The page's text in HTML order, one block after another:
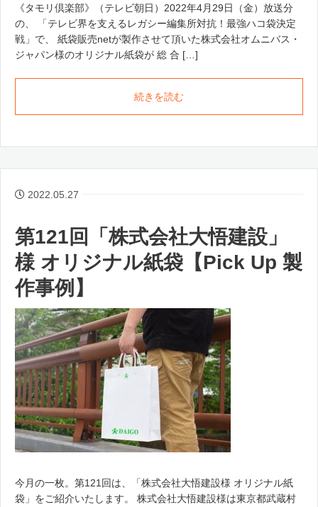
《タモリ倶楽部》（テレビ朝日）2022年4月29日（金）放送分
の、 「テレビ界を支えるレガシー編集所対抗！最強ハコ袋決定
戦」で、 紙袋販売netが製作させて頂いた株式会社オムニバス・
ジャパン様のオリジナル紙袋が 総 合 […]
続きを読む
2022.05.27
第121回「株式会社大悟建設」
様 オリジナル紙袋【Pick Up 製
作事例】
今月の一枚。第121回は、「株式会社大悟建設様 オリジナル紙
袋」をご紹介いたします。 株式会社大悟建設様は東京都武蔵村